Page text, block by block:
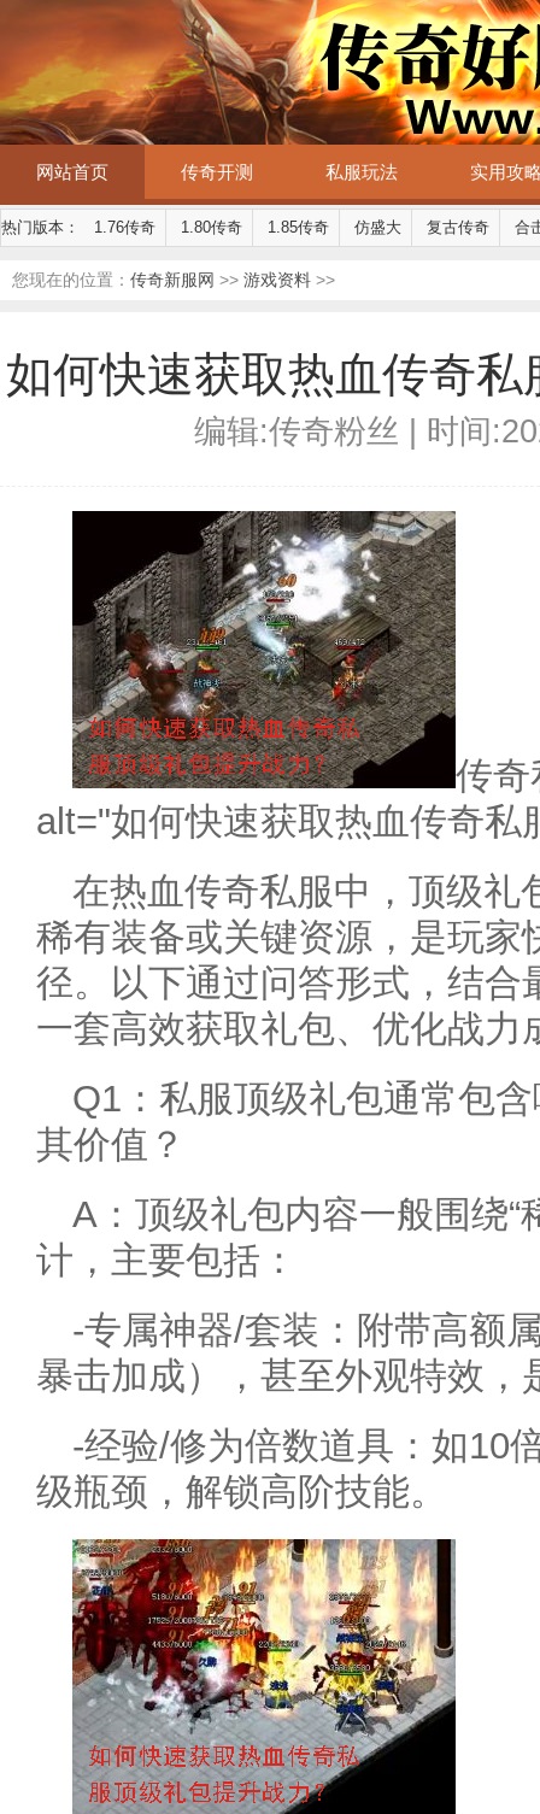
网站首页 传奇开测 私服玩法 实用攻
热门版本： 1.76传奇 1.80传奇 1.85传奇 仿盛大 复古传奇 合
您现在的位置： 传奇新服网 >> 游戏资料 >>
如何快速获取热血传奇
编辑:传奇粉丝 | 时间
传奇
alt="如何快速获取热血传奇
在热血传奇私服中，顶级礼
稀有装备或关键资源，是玩家
径。以下通过问答形式，结合
一套高效获取礼包、优化战力
Q1：私服顶级礼包通常包
其价值？
A：顶级礼包内容一般围绕“
计，主要包括：
-专属神器/套装：附带高额
暴击加成），甚至外观特效，
-经验/修为倍数道具：如10
级瓶颈，解锁高阶技能。